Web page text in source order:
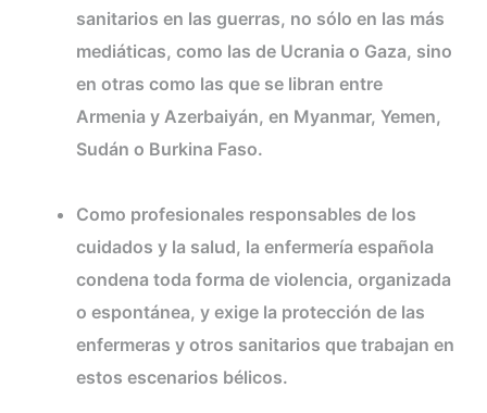
sanitarios en las guerras, no sólo en las más
mediáticas, como las de Ucrania o Gaza, sino
en otras como las que se libran entre
Armenia y Azerbaiyán, en Myanmar, Yemen,
Sudán o Burkina Faso.
Como profesionales responsables de los
cuidados y la salud, la enfermería española
condena toda forma de violencia, organizada
o espontánea, y exige la protección de las
enfermeras y otros sanitarios que trabajan en
estos escenarios bélicos.